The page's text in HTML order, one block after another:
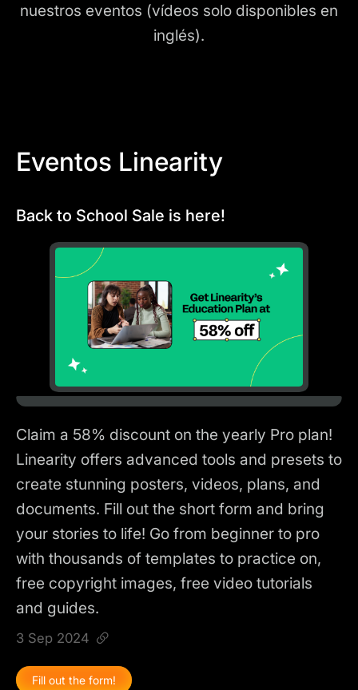
nuestros eventos (vídeos solo disponibles en
inglés).
Eventos Linearity
Back to School Sale is here!
Claim a 58% discount on the yearly Pro plan!
Linearity offers advanced tools and presets to
create stunning posters, videos, plans, and
documents. Fill out the short form and bring
your stories to life! Go from beginner to pro
with thousands of templates to practice on,
free copyright images, free video tutorials
and guides.
3 Sep 2024
Fill out the form!